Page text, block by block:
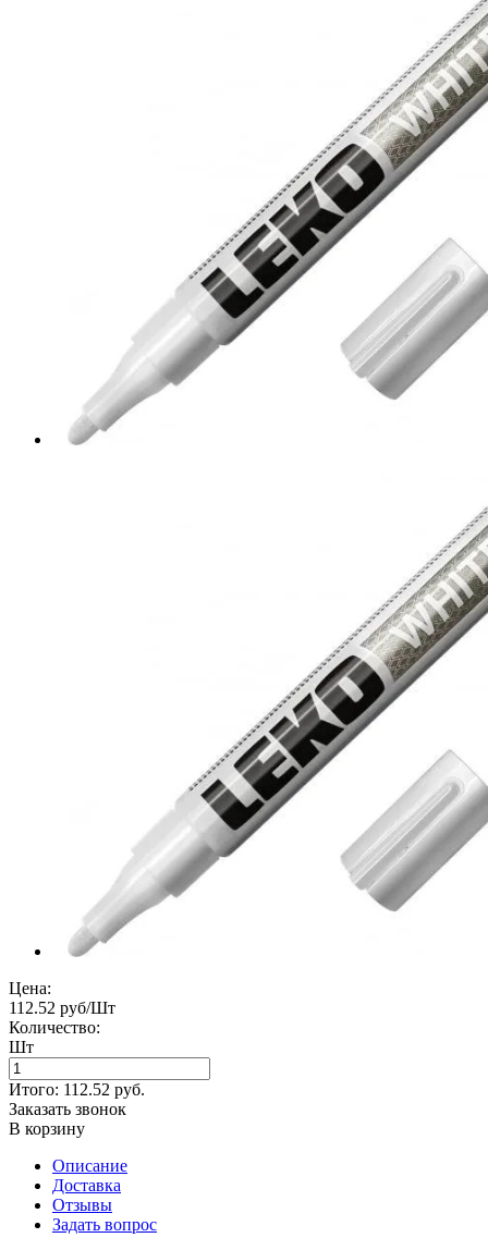
Цена:
112.52 руб/Шт
Количество:
Шт
Итого: 112.52 руб.
Заказать звонок
В корзину
Описание
Доставка
Отзывы
Задать вопрос